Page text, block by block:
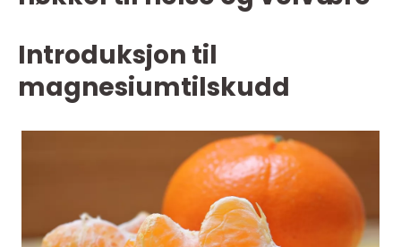
Introduksjon til
magnesiumtilskudd